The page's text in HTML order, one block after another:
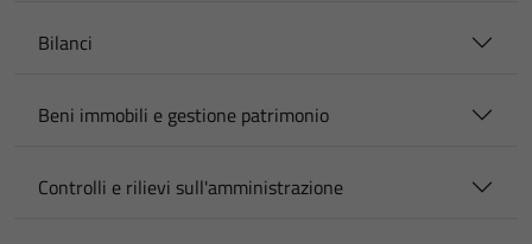
Bilanci
Beni immobili e gestione patrimonio
Controlli e rilievi sull'amministrazione